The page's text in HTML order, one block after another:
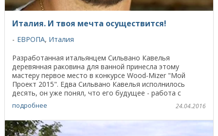
Италия. И твоя мечта осуществится!
ЕВРОПА, Италия
Разработанная итальянцем Сильвано Кавелья
деревянная раковина для ванной принесла этому
мастеру первое место в конкурсе Wood-Mizer "Мой
Проект 2015". Едва Сильвано Кавелья исполнилось
десять, он уже понял, что его будущее - работа с
деревом. Это ...
подробнее 24.04.2016